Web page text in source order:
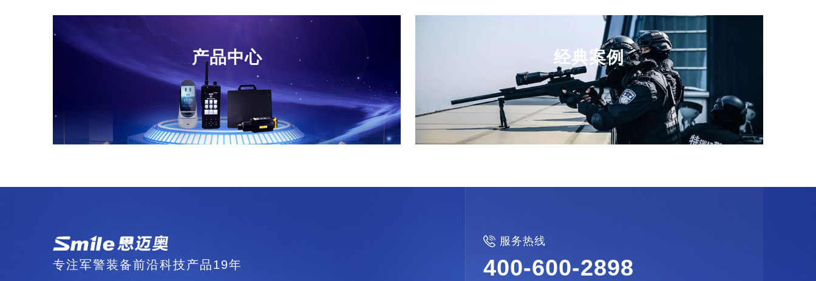
解决具体问题。深圳...
产品中心 经典案例
专注军警装备前沿科技产品19年
 服务热线
400-600-2898